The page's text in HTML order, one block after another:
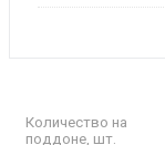
Количество на
поддоне, шт.